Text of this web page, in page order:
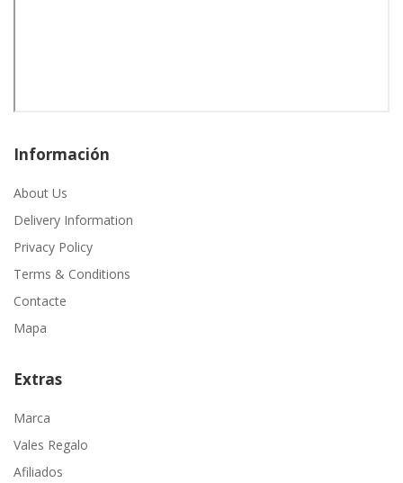
Información
About Us
Delivery Information
Privacy Policy
Terms & Conditions
Contacte
Mapa
Extras
Marca
Vales Regalo
Afiliados